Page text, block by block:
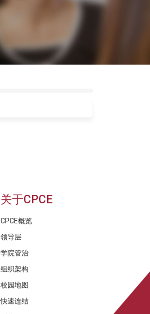
关于CPCE
CPCE概览
领导层
学院管治
组织架构
校园地图
快速连结